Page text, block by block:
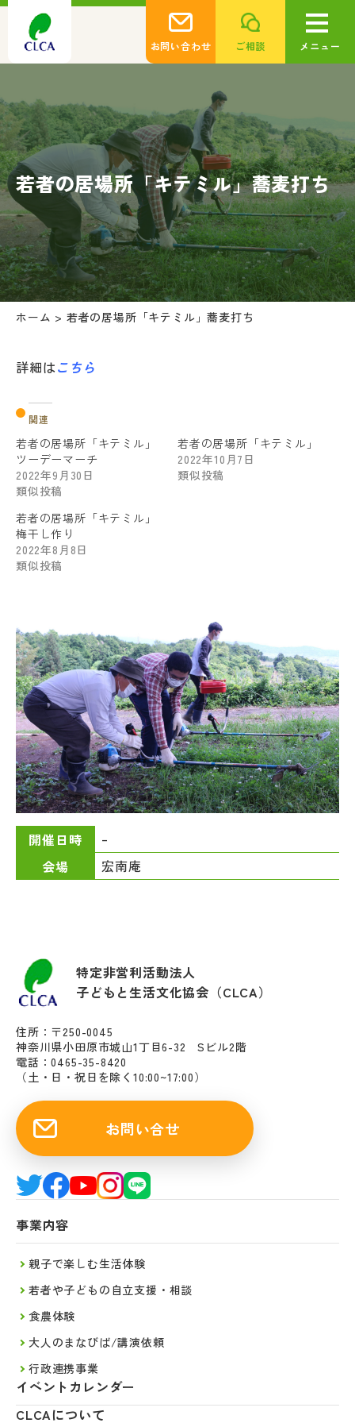
お問い合わせ ご相談 メニュー
若者の居場所「キテミル」蕎麦打ち
ホーム > 若者の居場所「キテミル」蕎麦打ち
詳細はこちら
関連
若者の居場所「キテミル」
ツーデーマーチ
2022年9月30日
類似投稿
若者の居場所「キテミル」
2022年10月7日
類似投稿
若者の居場所「キテミル」
梅干し作り
2022年8月8日
類似投稿
開催日時
–
会場
宏南庵
特定非営利活動法人
子どもと生活文化協会（CLCA）
住所：〒250-0045
神奈川県小田原市城山1丁目6-32 Sビル2階
電話：0465-35-8420
（土・日・祝日を除く10:00~17:00）
お問い合せ
事業内容
親子で楽しむ生活体験
若者や子どもの自立支援・相談
食農体験
大人のまなびば/講演依頼
行政連携事業
イベントカレンダー
CLCAについて